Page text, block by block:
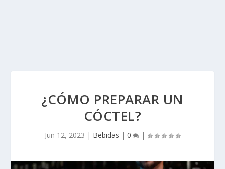
¿CÓMO PREPARAR UN
CÓCTEL?
Jun 12, 2023 | Bebidas | 0 |